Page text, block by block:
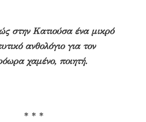
στην Κατιούσα ένα μικρό
ανθολόγιο για τον
χαμένο, ποιητή.
* * *